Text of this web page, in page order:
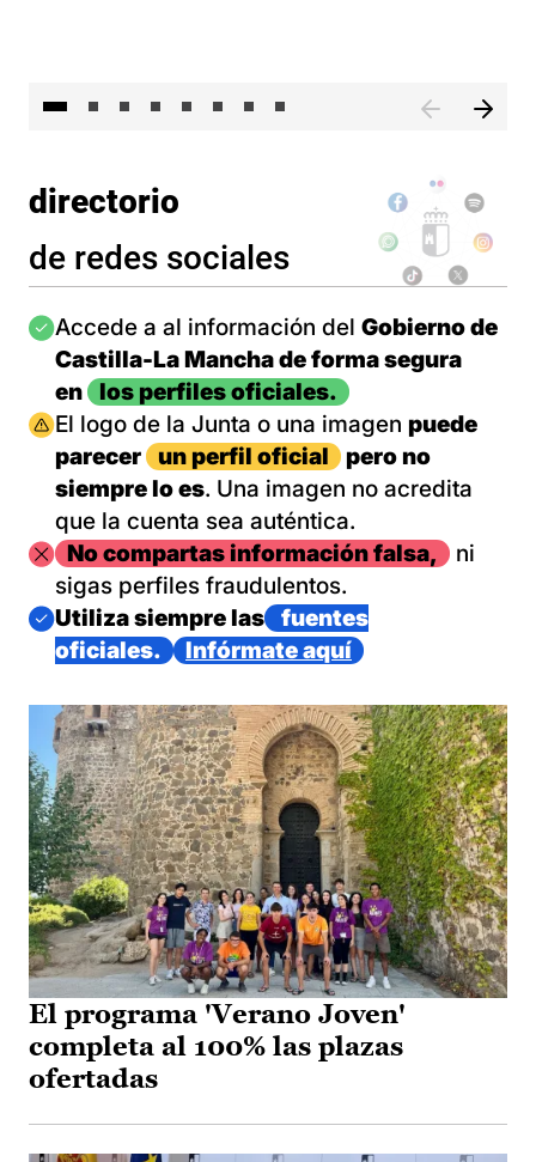
directorio
de redes sociales
Imagen
Accede a al información del Gobierno de
Castilla-La Mancha de forma segura
en
los perfiles oficiales.
Imagen
El logo de la Junta o una imagen puede
parecer
un perfil oficial
pero no
siempre lo es. Una imagen no acredita
que la cuenta sea auténtica.
ImagenNo compartas información falsa,
ni
sigas perfiles fraudulentos.
Imagen
Utiliza siempre las
fuentes
oficiales.
Infórmate aquí
El programa 'Verano Joven'
completa al 100% las plazas
ofertadas